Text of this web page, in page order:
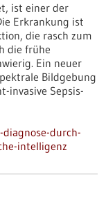
ist einer der
Erkrankung ist
die rasch zum
die frühe
Ein neuer
Bildgebung
invasive Sepsis-
durch-
intelligenz